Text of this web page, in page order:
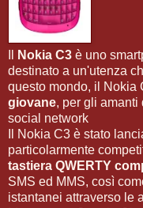
Nokia C3 è uno
destinato a un'utenza
questo mondo, il Nokia
giovane, per gli amanti
social network
Il Nokia C3 è stato
particolarmente
tastiera QWERTY
SMS ed MMS, così
istantanei attraverso le